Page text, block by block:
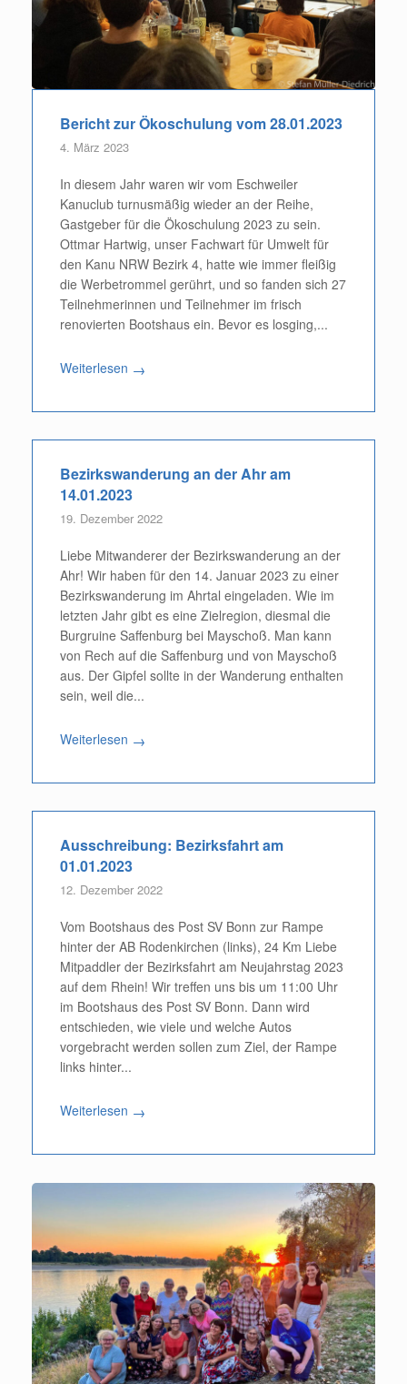
Bericht zur Ökoschulung vom 28.01.2023
4. März 2023
In diesem Jahr waren wir vom Eschweiler
Kanuclub turnusmäßig wieder an der Reihe,
Gastgeber für die Ökoschulung 2023 zu sein.
Ottmar Hartwig, unser Fachwart für Umwelt für
den Kanu NRW Bezirk 4, hatte wie immer fleißig
die Werbetrommel gerührt, und so fanden sich 27
Teilnehmerinnen und Teilnehmer im frisch
renovierten Bootshaus ein. Bevor es losging,...
Weiterlesen →
Bezirkswanderung an der Ahr am
14.01.2023
19. Dezember 2022
Liebe Mitwanderer der Bezirkswanderung an der
Ahr! Wir haben für den 14. Januar 2023 zu einer
Bezirkswanderung im Ahrtal eingeladen. Wie im
letzten Jahr gibt es eine Zielregion, diesmal die
Burgruine Saffenburg bei Mayschoß. Man kann
von Rech auf die Saffenburg und von Mayschoß
aus. Der Gipfel sollte in der Wanderung enthalten
sein, weil die...
Weiterlesen →
Ausschreibung: Bezirksfahrt am
01.01.2023
12. Dezember 2022
Vom Bootshaus des Post SV Bonn zur Rampe
hinter der AB Rodenkirchen (links), 24 Km Liebe
Mitpaddler der Bezirksfahrt am Neujahrstag 2023
auf dem Rhein! Wir treffen uns bis um 11:00 Uhr
im Bootshaus des Post SV Bonn. Dann wird
entschieden, wie viele und welche Autos
vorgebracht werden sollen zum Ziel, der Rampe
links hinter...
Weiterlesen →